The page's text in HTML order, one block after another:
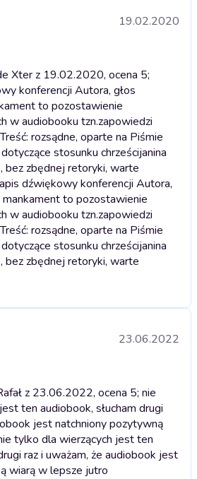
19.02.2020
Xter z 19.02.2020, ocena 5;
konferencji Autora, głos
to pozostawienie
w audiobooku tzn.zapowiedzi
rozsądne, oparte na Piśmie
stosunku chrześcijanina
bez zbędnej retoryki, warte
dźwiękowy konferencji Autora,
mankament to pozostawienie
w audiobooku tzn.zapowiedzi
rozsądne, oparte na Piśmie
stosunku chrześcijanina
bez zbędnej retoryki, warte
23.06.2022
z 23.06.2022, ocena 5; nie
ten audiobook, słucham drugi
jest natchniony pozytywną
tylko dla wierzących jest ten
raz i uważam, że audiobook jest
wiarą w lepsze jutro